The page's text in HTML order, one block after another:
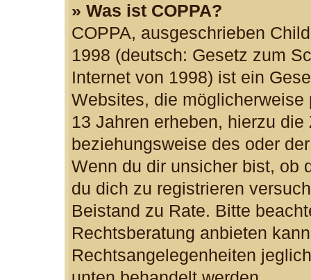
» Was ist COPPA?
COPPA, ausgeschrieben
1998 (deutsch: Gesetz zum
Internet von 1998) ist ein
Websites, die
13 Jahren erheben, hierzu
beziehungsweise des oder
Wenn du dir unsicher bist, ob
du dich zu registrieren
Beistand zu Rate. Bitte
Rechtsberatung anbieten
Rechtsangelegenheiten